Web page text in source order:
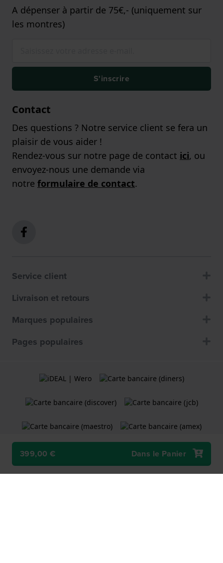
399,00 € Dans le Panier
A dépenser à partir de 75€,- (uniquement sur
les montres)
S'inscrire
Contact
Des questions ? Notre service client se fera un
plaisir de vous aider !
Rendez-vous sur notre page de contact ici, ou
envoyez-nous une demande via
notre formulaire de contact.
Service client
Livraison et retours
Marques populaires
Pages populaires